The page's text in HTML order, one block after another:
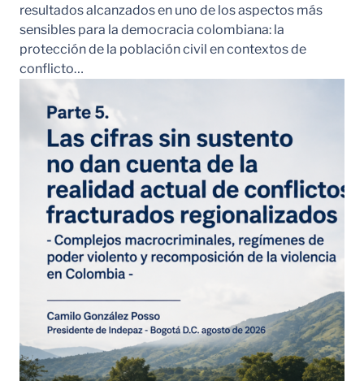
resultados alcanzados en uno de los aspectos más
sensibles para la democracia colombiana: la
protección de la población civil en contextos de
conflicto…